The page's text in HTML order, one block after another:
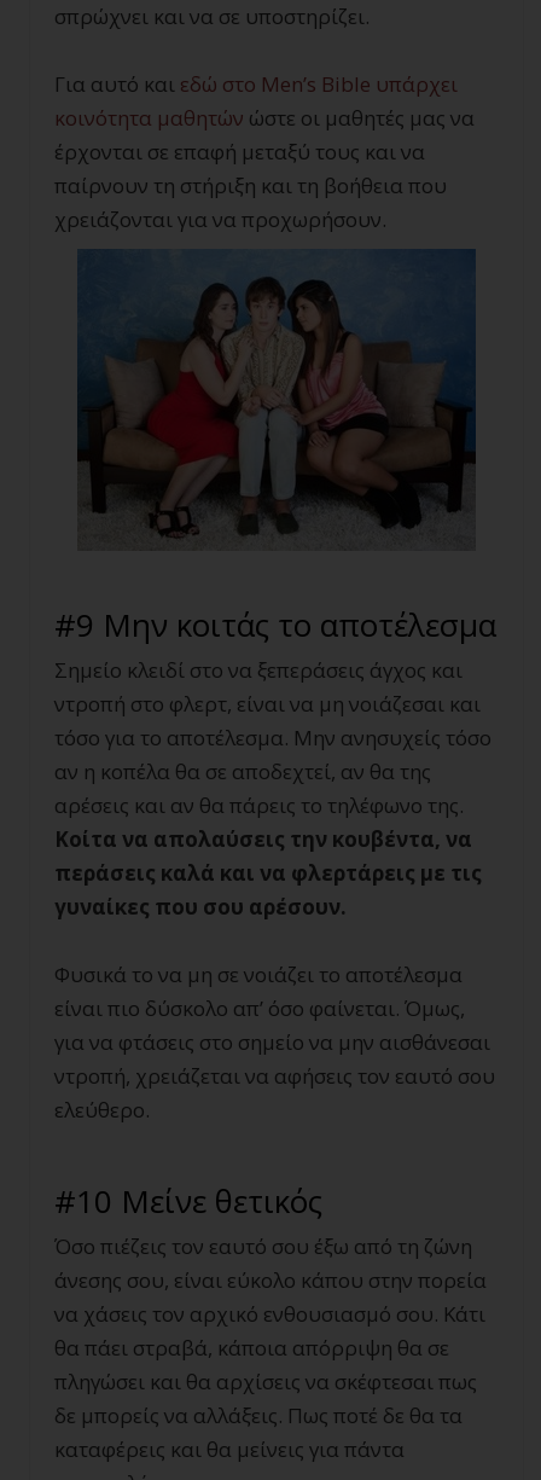
σπρώχνει και να σε υποστηρίζει.
Για αυτό και εδώ στο Men’s Bible υπάρχει
κοινότητα μαθητών ώστε οι μαθητές μας να
έρχονται σε επαφή μεταξύ τους και να
παίρνουν τη στήριξη και τη βοήθεια που
χρειάζονται για να προχωρήσουν.
#9 Μην κοιτάς το αποτέλεσμα
Σημείο κλειδί στο να ξεπεράσεις άγχος και
ντροπή στο φλερτ, είναι να μη νοιάζεσαι και
τόσο για το αποτέλεσμα. Μην ανησυχείς τόσο
αν η κοπέλα θα σε αποδεχτεί, αν θα της
αρέσεις και αν θα πάρεις το τηλέφωνο της.
Κοίτα να απολαύσεις την κουβέντα, να
περάσεις καλά και να φλερτάρεις με τις
γυναίκες που σου αρέσουν.
Φυσικά το να μη σε νοιάζει το αποτέλεσμα
είναι πιο δύσκολο απ’ όσο φαίνεται. Όμως,
για να φτάσεις στο σημείο να μην αισθάνεσαι
ντροπή, χρειάζεται να αφήσεις τον εαυτό σου
ελεύθερο.
#10 Μείνε θετικός
Όσο πιέζεις τον εαυτό σου έξω από τη ζώνη
άνεσης σου, είναι εύκολο κάπου στην πορεία
να χάσεις τον αρχικό ενθουσιασμό σου. Κάτι
θα πάει στραβά, κάποια απόρριψη θα σε
πληγώσει και θα αρχίσεις να σκέφτεσαι πως
δε μπορείς να αλλάξεις. Πως ποτέ δε θα τα
καταφέρεις και θα μείνεις για πάντα